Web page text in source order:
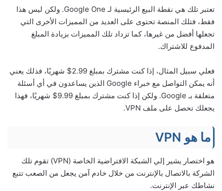
تعتبر تلك هي نقطة البيع الرئيسية لـ Google One. ولكن ليس هذا
فقط، فتلك المنصة تحتوى على العديد من المميزات الأخرى التي
تجعلها أفضل من غيرها، كما تزداد تلك المميزات بزيادة المبلغ
المدفوع للاشتراك.
فعلي سبيل المثال، إذا كنت مشترك بمبلغ 2.99$ شهريًا، فذلك يعني
أنه يمكن التواصل مع خبراء Google الذين يساعدون في أي أسئلة
متعلقة بـ Google. ولكن إذا كنت مشترك بمبلغ 9.99$ شهريًا، فهذا
يجعلك تحصل على ملف VPN.
ما هو VPN
هو اختصار يشير إلي الشبكة الافتراضية الخاصة (VPN) تقوم تلك
الشركة بالاتصال بالإنترنت من خلال خادم آمن يجعل من الصعب تتبع
نشاطك عبر الإنترنت.